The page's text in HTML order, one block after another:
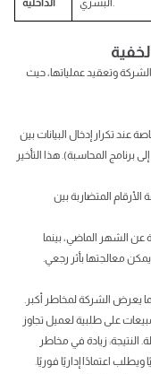
وتعقيد عملياتها، حيث
عند تكرار إدخال البيانات بين
المحاسبة). هذا التأخير
المتضاربة بين
عن الشهر الماضي، بينما
معالجتها بأثر رجعي.
مما يعرض الشركة لمخاطر أكبر.
على طلبية لعميل تجاوز
النتيجة: زيادة في مخاطر